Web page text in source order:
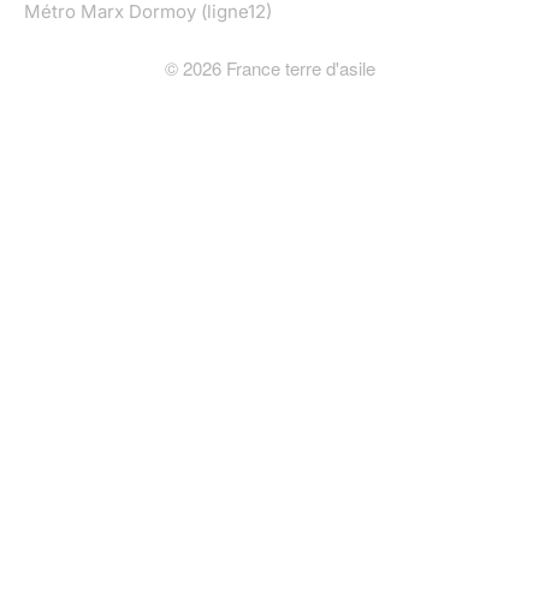
Métro Marx Dormoy (ligne12)
© 2026France terre d'asile